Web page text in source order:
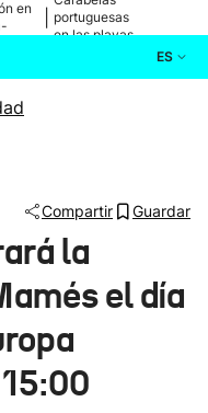
en
portuguesas
en las playas
ES
Compartir Guardar
la
el día